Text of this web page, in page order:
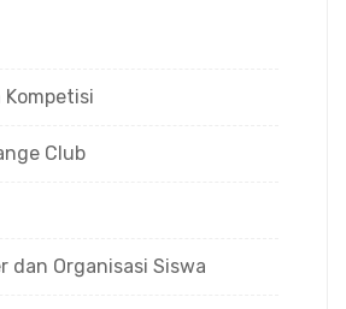
Club
dan Organisasi Siswa